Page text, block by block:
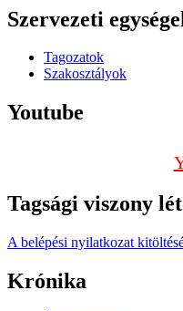
Szervezeti
Tagozatok
Szakosztályok
Youtube
Tagsági viszony
A belépési nyilatkozat
Krónika